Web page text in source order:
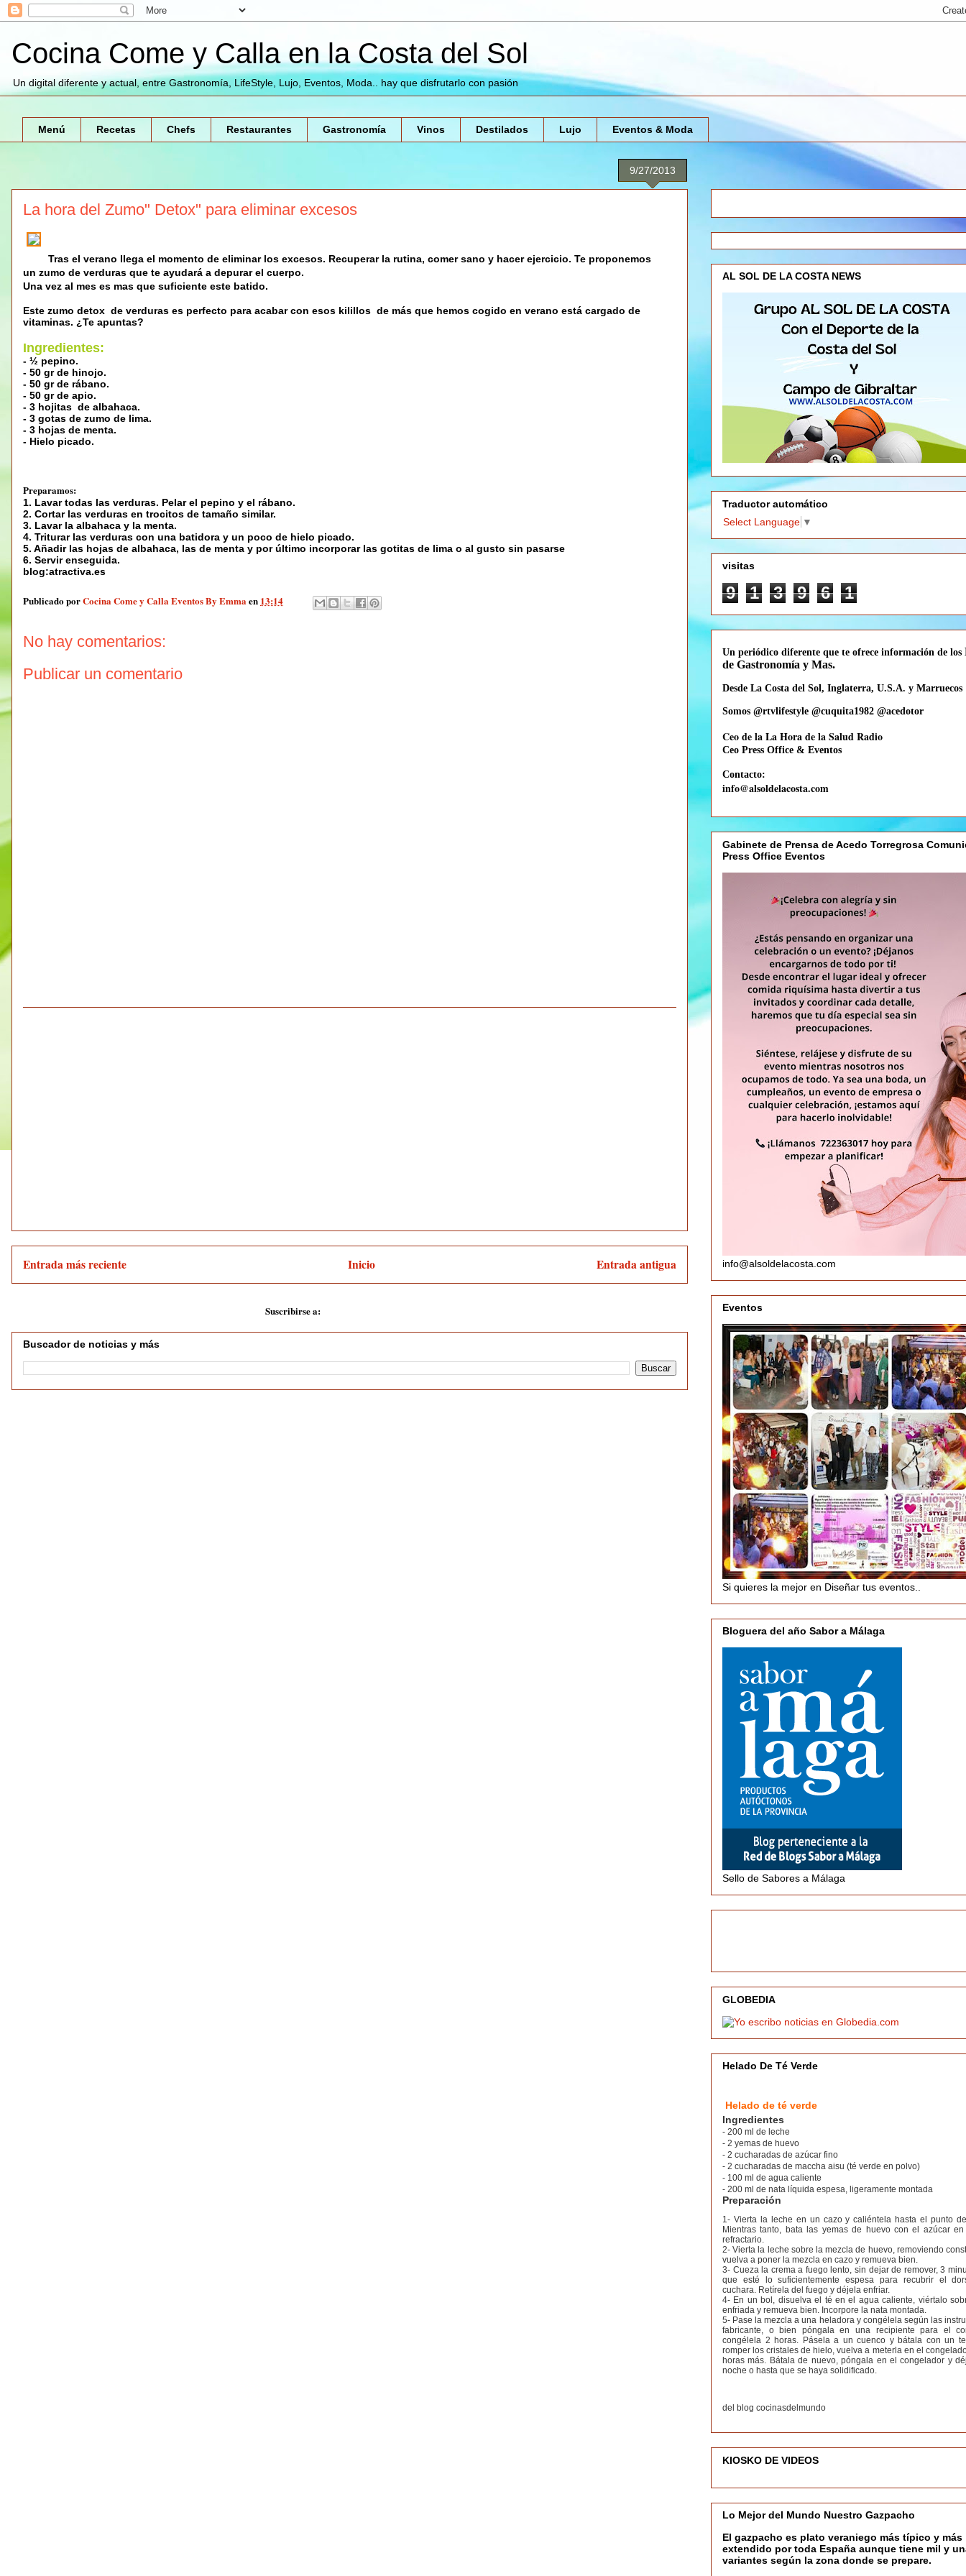
Cocina Come y Calla en la Costa del Sol
Un digital diferente y actual, entre Gastronomía, LifeStyle, Lujo, Eventos, Moda.. hay que disfrutarlo con pasión
Menú Recetas Chefs Restaurantes Gastronomía Vinos Destilados Lujo Eventos & Moda
9/27/2013
La hora del Zumo" Detox" para eliminar excesos
Tras el verano llega el momento de eliminar los excesos. Recuperar la rutina, comer sano y hacer ejercicio. Te proponemos
un zumo de verduras que te ayudará a depurar el cuerpo.
Una vez al mes es mas que suficiente este batido.
Este zumo detox de verduras es perfecto para acabar con esos kilillos de más que hemos cogido en verano está cargado de
vitaminas. ¿Te apuntas?
Ingredientes:
- ½ pepino.
- 50 gr de hinojo.
- 50 gr de rábano.
- 50 gr de apio.
- 3 hojitas de albahaca.
- 3 gotas de zumo de lima.
- 3 hojas de menta.
- Hielo picado.
Preparamos:
1. Lavar todas las verduras. Pelar el pepino y el rábano.
2. Cortar las verduras en trocitos de tamaño similar.
3. Lavar la albahaca y la menta.
4. Triturar las verduras con una batidora y un poco de hielo picado.
5. Añadir las hojas de albahaca, las de menta y por último incorporar las gotitas de lima o al gusto sin pasarse
6. Servir enseguida.
blog:atractiva.es
Publicado porCocina Come y Calla Eventos By Emmaen 13:14
No hay comentarios:
Publicar un comentario
Entrada más reciente Entrada antigua
Inicio
Suscribirse a:
Buscador de noticias y más
AL SOL DE LA COSTA NEWS
Traductor automático
Select Language ▼
visitas
9 1 3 9 6 1
Un periódico diferente que te ofrece información de los
de Gastronomía y Mas.
Desde La Costa del Sol, Inglaterra, U.S.A. y Marruecos
Somos @rtvlifestyle @cuquita1982 @acedotor
Ceo de la La Hora de la Salud Radio
Ceo Press Office & Eventos
Contacto:
info@alsoldelacosta.com
Gabinete de Prensa de Acedo Torregrosa
Press Office Eventos
info@alsoldelacosta.com
Eventos
Si quieres la mejor en Diseñar tus eventos..
Bloguera del año Sabor a Málaga
Sello de Sabores a Málaga
GLOBEDIA
Helado De Té Verde
Helado de té verde
Ingredientes
- 200 ml de leche
- 2 yemas de huevo
- 2 cucharadas de azúcar fino
- 2 cucharadas de maccha aisu (té verde en polvo)
- 100 ml de agua caliente
- 200 ml de nata líquida espesa, ligeramente montada
Preparación
1- Vierta la leche en un cazo y caliéntela hasta el punto
Mientras tanto, bata las yemas de huevo con el azúcar
refractario.
2- Vierta la leche sobre la mezcla de huevo, removiendo
vuelva a poner la mezcla en cazo y remueva bien.
3- Cueza la crema a fuego lento, sin dejar de remover, 3
que esté lo suficientemente espesa para recubrir el
cuchara. Retírela del fuego y déjela enfriar.
4- En un bol, disuelva el té en el agua caliente, viértalo
enfriada y remueva bien. Incorpore la nata montada.
5- Pase la mezcla a una heladora y congélela según las
fabricante, o bien póngala en una recipiente para el
congélela 2 horas. Pásela a un cuenco y bátala con un
romper los cristales de hielo, vuelva a meterla en el
horas más. Bátala de nuevo, póngala en el congelador y
noche o hasta que se haya solidificado.
del blog cocinasdelmundo
KIOSKO DE VIDEOS
Lo Mejor del Mundo Nuestro Gazpacho
El gazpacho es plato veraniego más típico y más
extendido por toda España aunque tiene mil y
variantes según la zona donde se prepare.